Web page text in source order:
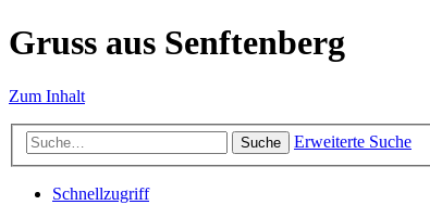
Gruss aus Senftenberg
Zum Inhalt
Suche Erweiterte Suche
Schnellzugriff